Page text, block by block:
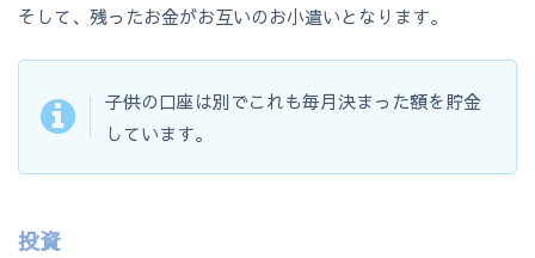
そして、残ったお金がお互いのお小遣いとなります。
子供の口座は別でこれも毎月決まった額を貯金
しています。
投資